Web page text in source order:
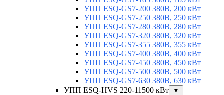
УПП ESQ-GS7-200 380В, 200 кВт
УПП ESQ-GS7-250 380В, 250 кВт
УПП ESQ-GS7-280 380В, 280 кВт
УПП ESQ-GS7-320 380В, 320 кВт
УПП ESQ-GS7-355 380В, 355 кВт
УПП ESQ-GS7-400 380В, 400 кВт
УПП ESQ-GS7-450 380В, 450 кВт
УПП ESQ-GS7-500 380В, 500 кВт
УПП ESQ-GS7-630 380В, 630 кВт
УПП ESQ-HVS 220-11500 кВт
▼